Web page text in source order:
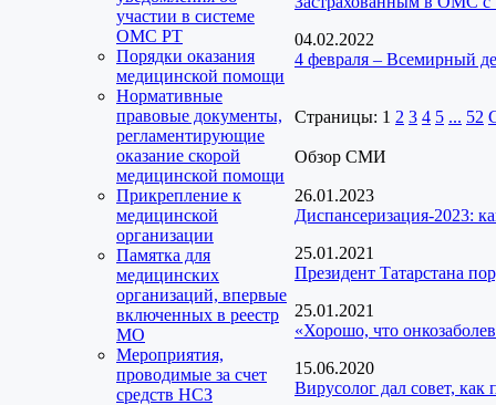
участии в системе
ОМС РТ
Порядки оказания
медицинской помощи
Нормативные
правовые документы,
регламентирующие
оказание скорой
медицинской помощи
Прикрепление к
медицинской
организации
Памятка для
медицинских
организаций, впервые
включенных в реестр
МО
Мероприятия,
проводимые за счет
средств НСЗ
04.02.2022
4 февраля – Всемирный
Страницы: 1 2 3 4 5 ... 52
Обзор СМИ
26.01.2023
Диспансеризация-2023:
25.01.2021
Президент Татарстана
25.01.2021
«Хорошо, что
15.06.2020
Вирусолог дал совет, как